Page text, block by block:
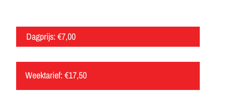
Dagprijs: €7,00
Weektarief: €17,50